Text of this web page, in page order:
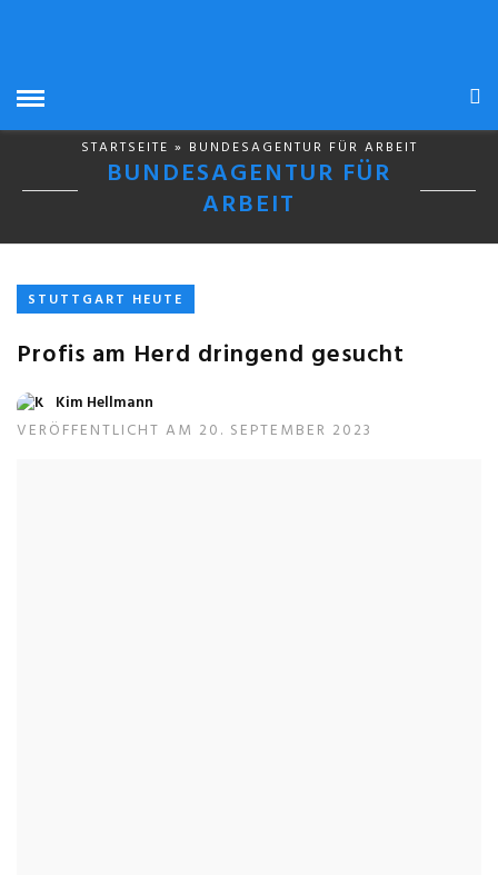
STARTSEITE » BUNDESAGENTUR FÜR ARBEIT
BUNDESAGENTUR FÜR
ARBEIT
STUTTGART HEUTE
Profis am Herd dringend gesucht
Kim Hellmann
VERÖFFENTLICHT AM 20. SEPTEMBER 2023